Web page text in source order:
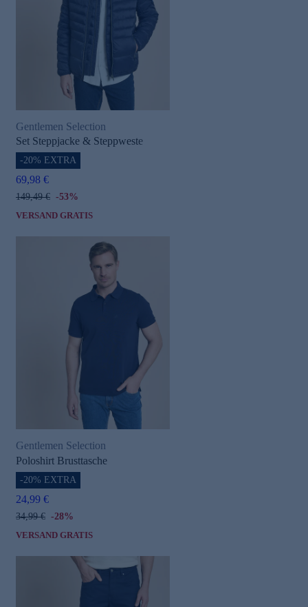
Gentlemen Selection
Set Steppjacke & Steppweste
-20% EXTRA
69,98 €
149,49 € -53%
VERSAND GRATIS
Gentlemen Selection
Poloshirt Brusttasche
-20% EXTRA
24,99 €
34,99 € -28%
VERSAND GRATIS